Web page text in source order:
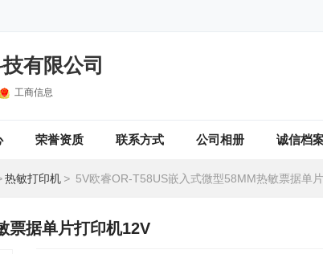
有限公司
工商信息
荣誉资质 联系方式 公司相册 诚信档
热敏打印机 > 5V欧睿OR-T58US嵌入式微型58MM热敏票据单
票据单片打印机12V